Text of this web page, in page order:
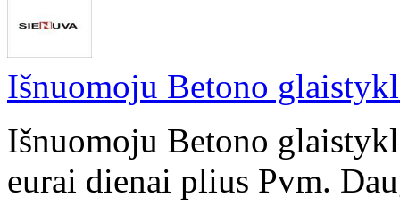
Išnuomoju Betono
Išnuomoju Betono
eurai dienai plius Pvm.